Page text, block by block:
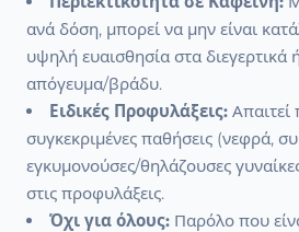
ανά δόση, μπορεί να μην είναι
υψηλή ευαισθησία στα διεγερτικά
απόγευμα/βράδυ.
Ειδικές Προφυλάξεις:
συγκεκριμένες παθήσεις (νεφρά,
εγκυμονούσες/θηλάζουσες
στις προφυλάξεις.
Όχι για όλους: Παρόλο που